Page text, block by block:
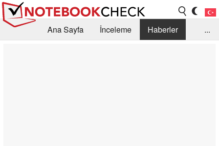
Ana Sayfa İnceleme
Haberler
...